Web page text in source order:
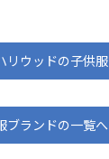
リウッドの子供
ブランドの一覧へ